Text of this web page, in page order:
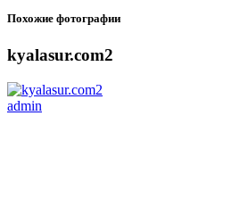
Похожие фотографии
kyalasur.com2
admin